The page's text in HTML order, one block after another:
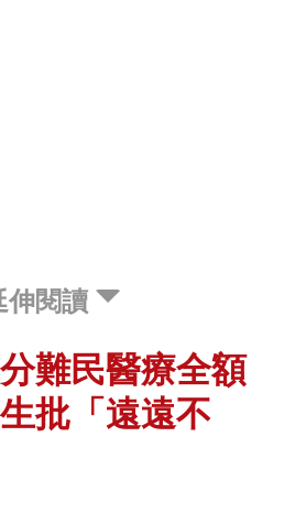
伸閱讀
難民醫療全額
批「遠遠不